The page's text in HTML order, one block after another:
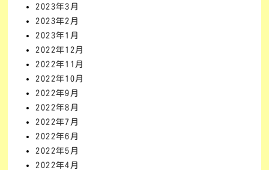
2023年3月
2023年2月
2023年1月
2022年12月
2022年11月
2022年10月
2022年9月
2022年8月
2022年7月
2022年6月
2022年5月
2022年4月